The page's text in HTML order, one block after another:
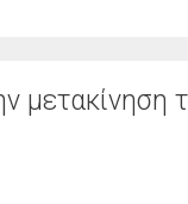
μετακίνηση